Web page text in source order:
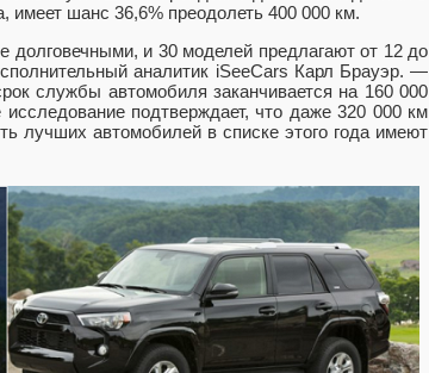
имеет шанс 36,6% преодолеть 400 000 км.
и 30 моделей предлагают от 12 до
аналитик iSeeCars Карл Брауэр. —
службы автомобиля заканчивается на 160 000
подтверждает, что даже 320 000 км
лучших автомобилей в списке этого года имеют